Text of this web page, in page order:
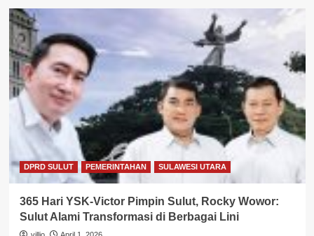
DPRD SULUT PEMERINTAHAN SULAWESI UTARA
365 Hari YSK-Victor Pimpin Sulut, Rocky Wowor:
Sulut Alami Transformasi di Berbagai Lini